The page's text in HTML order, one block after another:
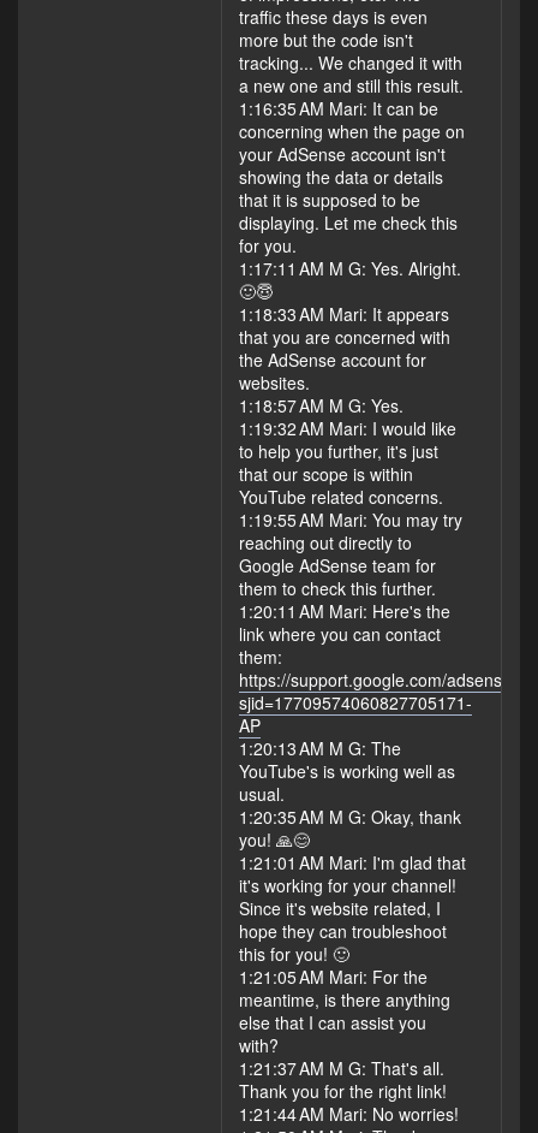
traffic these days is even
more but the code isn't
tracking... We changed it with
a new one and still this result.
1:16:35 AM Mari: It can be
concerning when the page on
your AdSense account isn't
showing the data or details
that it is supposed to be
displaying. Let me check this
for you.
1:17:11 AM M G: Yes. Alright.
🙂😇
1:18:33 AM Mari: It appears
that you are concerned with
the AdSense account for
websites.
1:18:57 AM M G: Yes.
1:19:32 AM Mari: I would like
to help you further, it's just
that our scope is within
YouTube related concerns.
1:19:55 AM Mari: You may try
reaching out directly to
Google AdSense team for
them to check this further.
1:20:11 AM Mari: Here's the
link where you can contact
them:
https://support.google.com/adsense/
sjid=17709574060827705171-
AP
1:20:13 AM M G: The
YouTube's is working well as
usual.
1:20:35 AM M G: Okay, thank
you! 🙏😊
1:21:01 AM Mari: I'm glad that
it's working for your channel!
Since it's website related, I
hope they can troubleshoot
this for you! 🙂
1:21:05 AM Mari: For the
meantime, is there anything
else that I can assist you
with?
1:21:37 AM M G: That's all.
Thank you for the right link!
1:21:44 AM Mari: No worries!